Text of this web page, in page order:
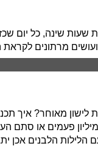
שעות שינה, כל יום
מרתונים לקראת
לישון מאוחר? איך
פעמים או סתם
הלילות הלבנים אכן